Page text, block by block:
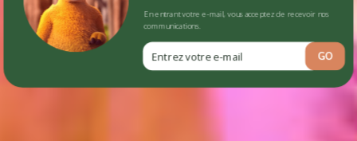
GO
En entrant votre e-mail, vous acceptez de recevoir nos
communications.